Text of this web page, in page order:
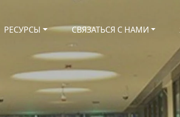
РЕСУРСЫ СВЯЗАТЬСЯ С НАМИ